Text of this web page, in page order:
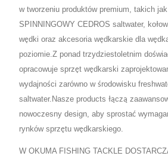
w tworzeniu produktów premium, takich
SPINNINGOWY CEDROS saltwater,
wędki oraz akcesoria wędkarskie dla
poziomie.Z ponad trzydziestoletnim
opracowuje sprzęt wędkarski
wydajności zarówno w środowisku
saltwater.Nasze products łączą
nowoczesny design, aby sprostać
rynków sprzętu wędkarskiego.
W OKUMA FISHING TACKLE